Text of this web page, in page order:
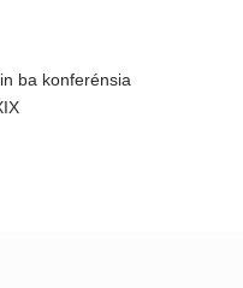
ba konferénsia